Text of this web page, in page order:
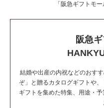
「阪急ギフトモ
阪急
結婚や出産の内祝などのおす
ぞ」と贈るカタログギフトや
ギフトを集めた特集、用途・